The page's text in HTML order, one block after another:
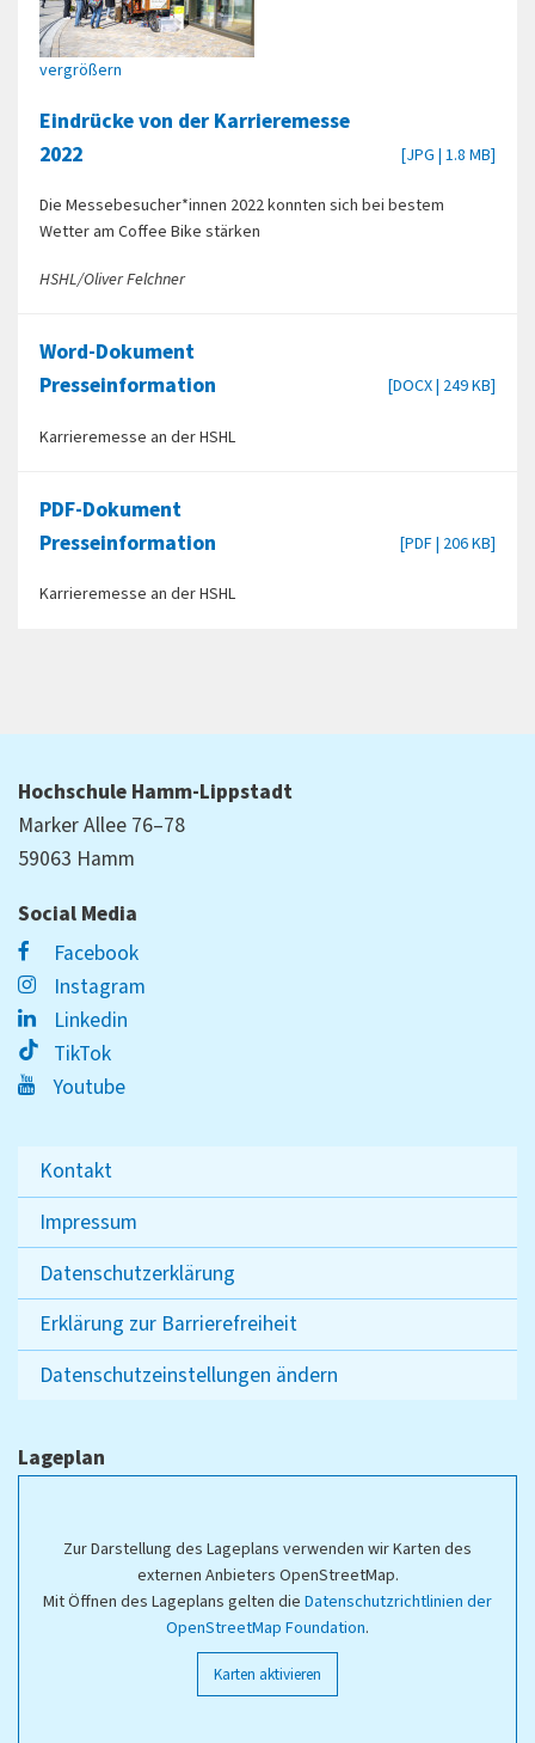
vergrößern
Eindrücke von der Karrieremesse
2022
[JPG | 1.8 MB]
Die Messebesucher*innen 2022 konnten sich bei bestem
Wetter am Coffee Bike stärken
HSHL/Oliver Felchner
Word-Dokument
Presseinformation
[DOCX | 249 KB]
Karrieremesse an der HSHL
PDF-Dokument
Presseinformation
[PDF | 206 KB]
Karrieremesse an der HSHL
Hochschule Hamm-Lippstadt
Marker Allee 76–78
59063 Hamm
Social Media
Facebook
Instagram
Linkedin
TikTok
Youtube
Kontakt
Impressum
Datenschutzerklärung
Erklärung zur Barrierefreiheit
Datenschutzeinstellungen ändern
Lageplan
Zur Darstellung des Lageplans verwenden wir Karten des
externen Anbieters OpenStreetMap.
Mit Öffnen des Lageplans gelten die Datenschutzrichtlinien der
OpenStreetMap Foundation.
Karten aktivieren